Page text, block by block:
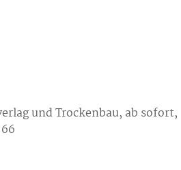
und Trockenbau, ab sofort,